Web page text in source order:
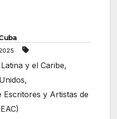
y el Caribe,
,
Escritores y Artistas de